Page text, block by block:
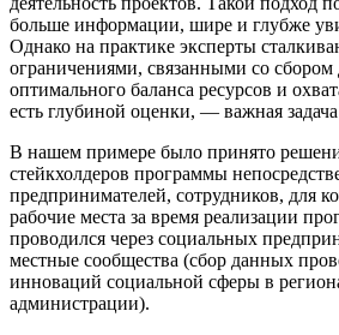
больше информации, шире и глубже
Однако на практике эксперты
ограничениями, связанными со
оптимального баланса ресурсов и
есть глубиной оценки, — важная
В нашем примере было принято
стейкхолдеров программы
предпринимателей, сотрудников, для
рабочие места за время реализации
проводился через социальных
местные сообщества (сбор данных
инноваций социальной сферы в
администрации).